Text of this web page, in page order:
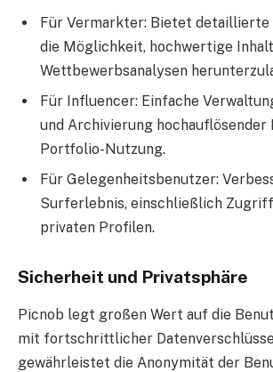
Für Vermarkter: Bietet detaillierte
die Möglichkeit, hochwertige
Wettbewerbsanalysen
Für Influencer: Einfache
und Archivierung hochauflösender
Portfolio-Nutzung.
Für Gelegenheitsbenutzer:
Surferlebnis, einschließlich
privaten Profilen.
Sicherheit und Privatsphäre
Picnob legt großen Wert auf die
mit fortschrittlicher
gewährleistet die Anonymität der